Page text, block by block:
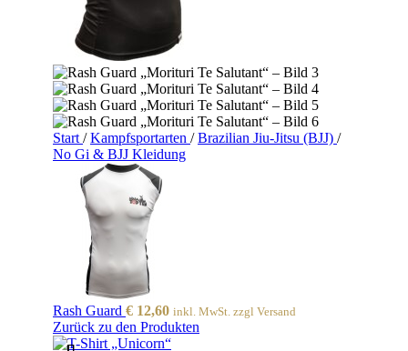
Start / Kampfsportarten / Brazilian Jiu-Jitsu (BJJ) /
No Gi & BJJ Kleidung
Rash Guard € 12,60 inkl. MwSt. zzgl Versand
Zurück zu den Produkten